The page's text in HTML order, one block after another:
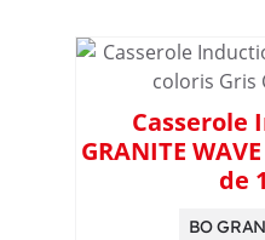
,
u
s
t
Casserole
GRANITE
de
BO